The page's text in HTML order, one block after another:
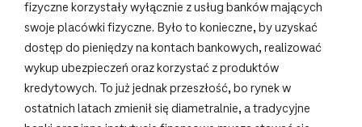
fizyczne korzystały wyłącznie z usług banków mających
swoje placówki fizyczne. Było to konieczne, by uzyskać
dostęp do pieniędzy na kontach bankowych, realizować
wykup ubezpieczeń oraz korzystać z produktów
kredytowych. To już jednak przeszłość, bo rynek w
ostatnich latach zmienił się diametralnie, a tradycyjne